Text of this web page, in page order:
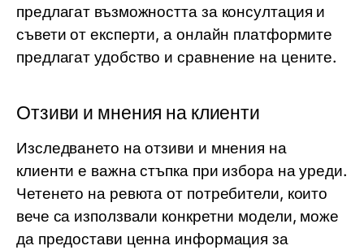
предлагат възможността за консултация и
съвети от експерти, а онлайн платформите
предлагат удобство и сравнение на цените.
Отзиви и мнения на клиенти
Изследването на отзиви и мнения на
клиенти е важна стъпка при избора на уреди.
Четенето на ревюта от потребители, които
вече са използвали конкретни модели, може
да предостави ценна информация за